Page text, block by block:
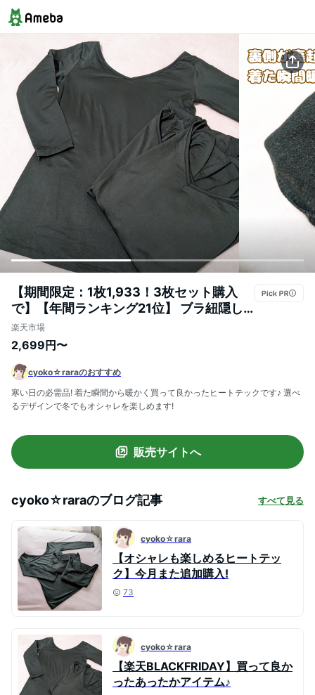
【期間限定：1枚1,933！3枚セット購入
で】【年間ランキング21位】 ブラ紐隠し
タンクトップ レディース インナー トップ
ス 接触冷感 脇汗ガード 汗取りインナー タ
ブラ紐隠し・脇汗ガードインナー 】
楽天市場
2,699円〜
cyoko☆raraのおすすめ
寒い日の必需品! 着た瞬間から暖かく買って良かったヒートテックです♪ 選べ
るデザインで冬でもオシャレを楽しめます!
販売サイトへ
cyoko☆raraのブログ記事 すべて見る
cyoko☆rara
【オシャレも楽しめるヒートテッ
ク】今月また追加購入!
73
cyoko☆rara
【楽天BLACKFRIDAY】買って良か
ったあったかアイテム♪